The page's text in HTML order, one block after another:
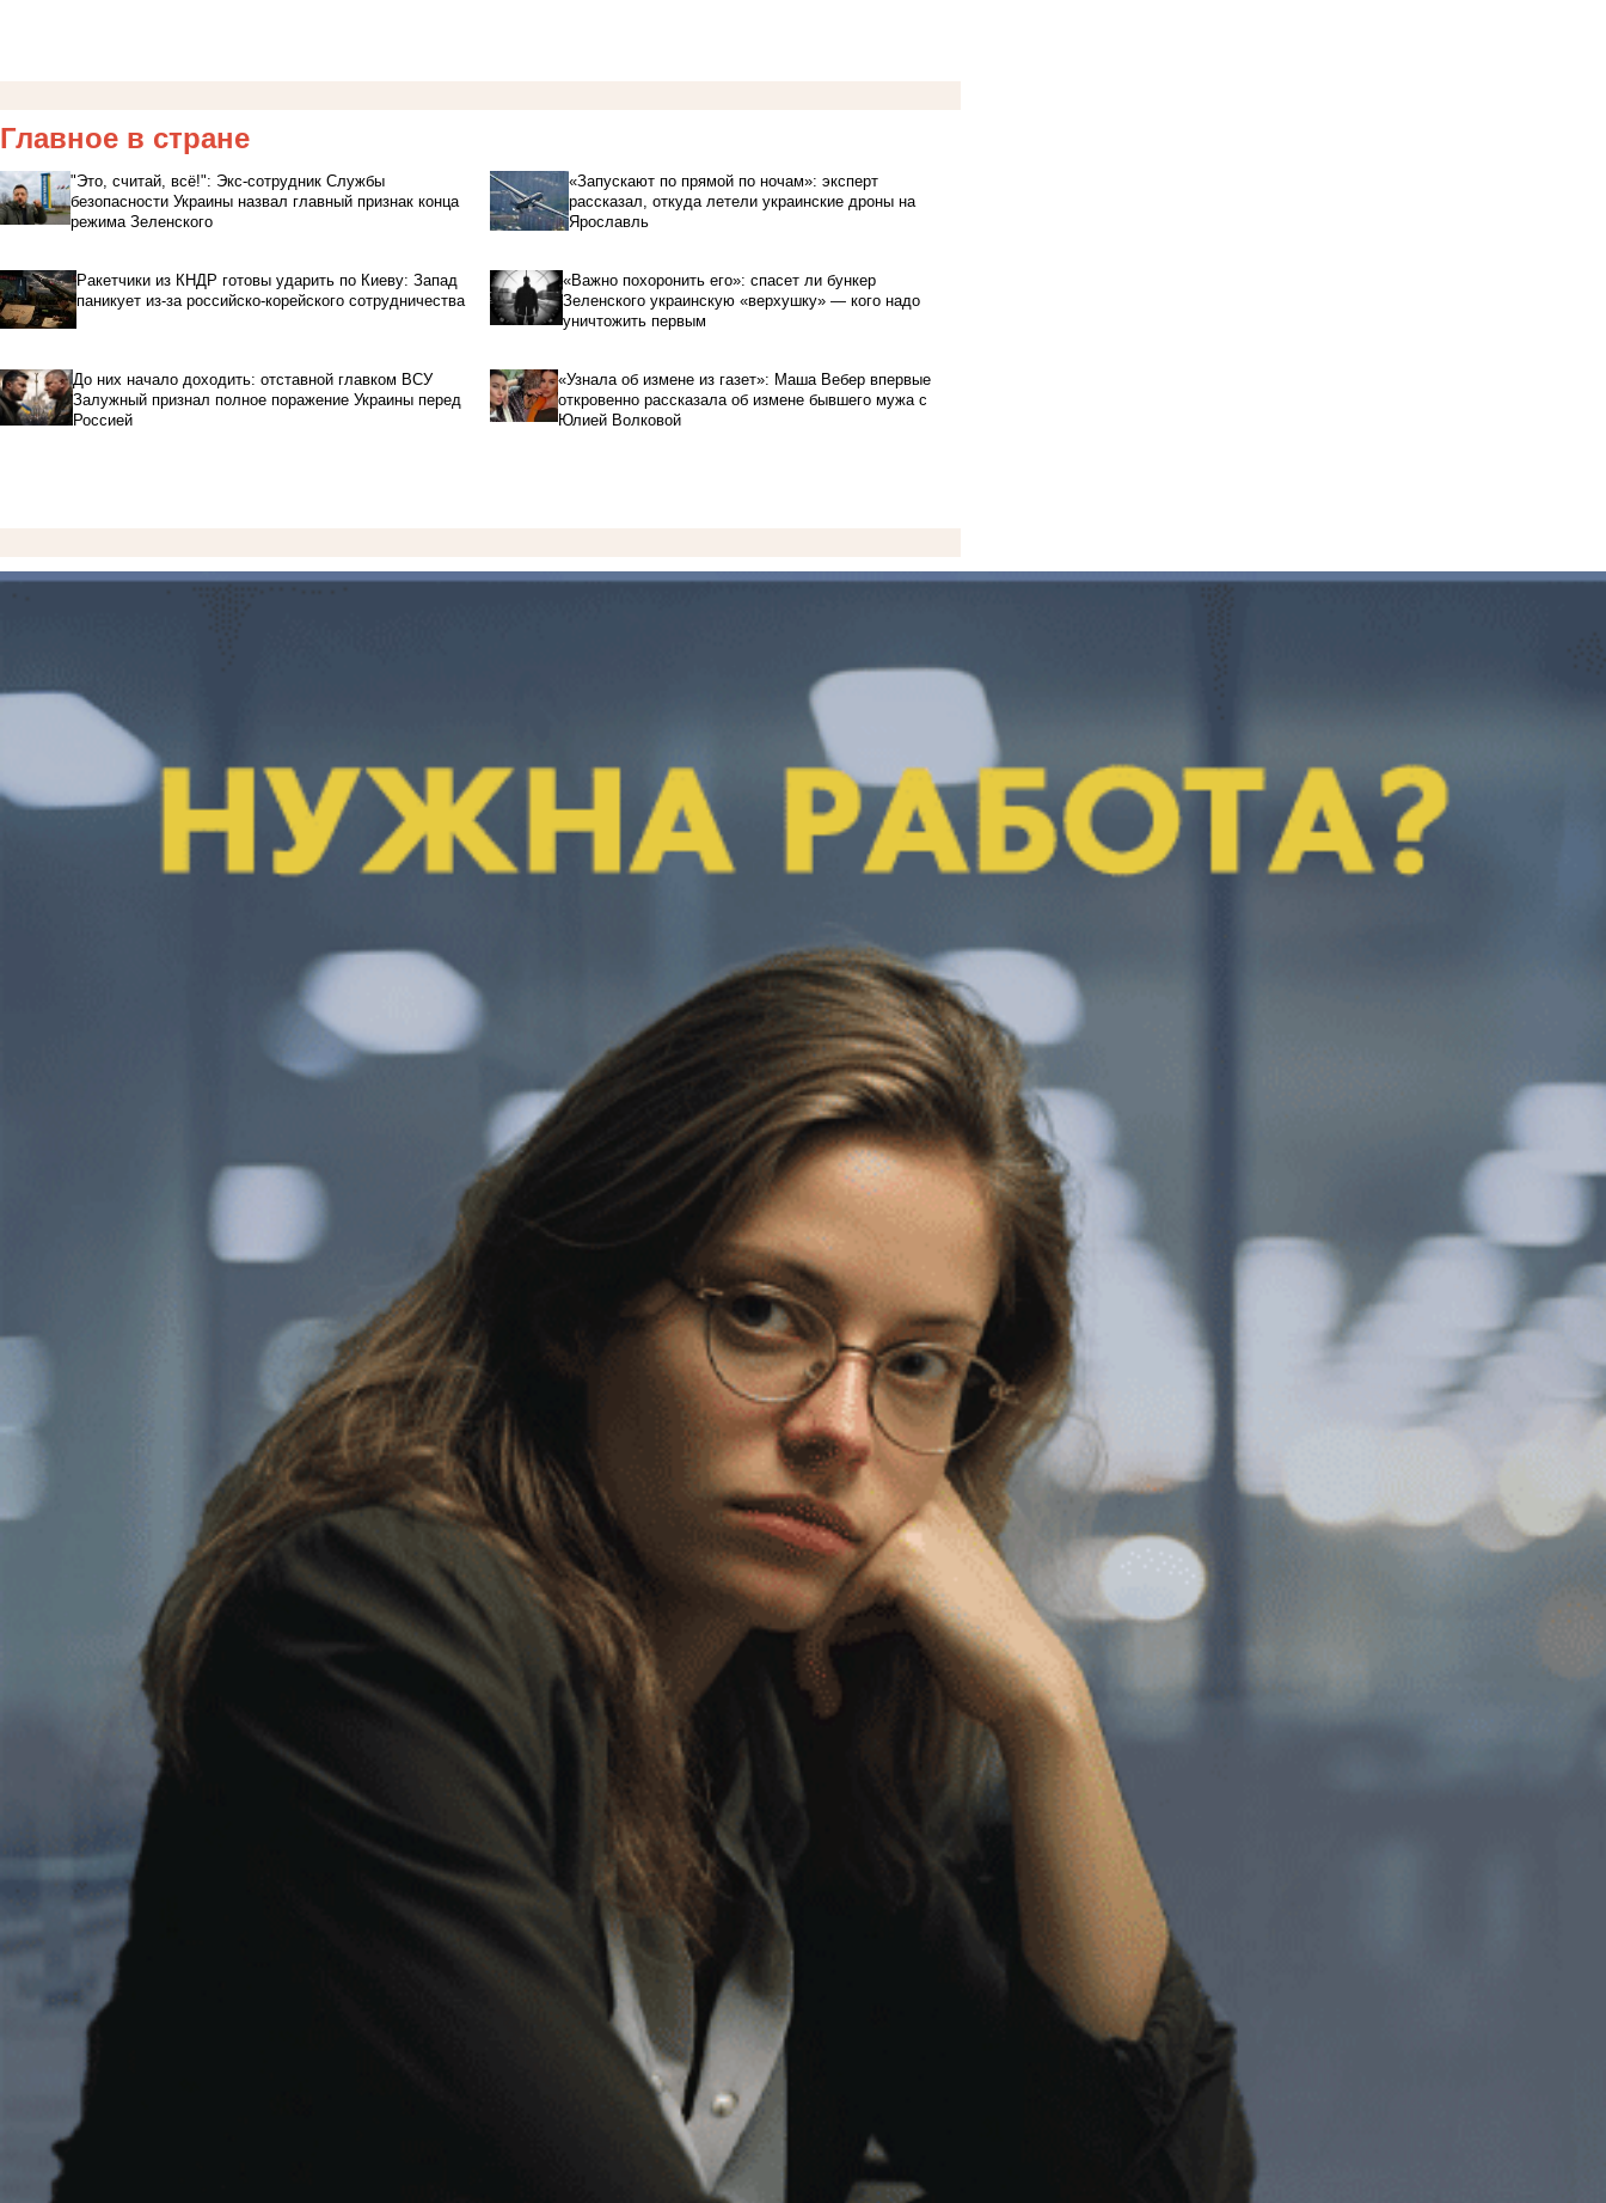
Главное в стране
"Это, считай, всё!": Экс-сотрудник Службы
безопасности Украины назвал главный признак конца
режима Зеленского
«Запускают по прямой по ночам»: эксперт
рассказал, откуда летели украинские дроны на
Ярославль
Ракетчики из КНДР готовы ударить по Киеву: Запад
паникует из-за российско-корейского сотрудничества
«Важно похоронить его»: спасет ли бункер
Зеленского украинскую «верхушку» — кого надо
уничтожить первым
До них начало доходить: отставной главком ВСУ
Залужный признал полное поражение Украины перед
Россией
«Узнала об измене из газет»: Маша Вебер впервые
откровенно рассказала об измене бывшего мужа с
Юлией Волковой